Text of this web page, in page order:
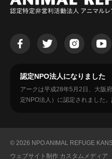
認定NPO法人になりました
アークは平成28年5月2日、大阪
定NPO法人）に認定されました。
© 2026 NPO ANIMAL REFUGE
ウェブサイト制作 カスタムメディア